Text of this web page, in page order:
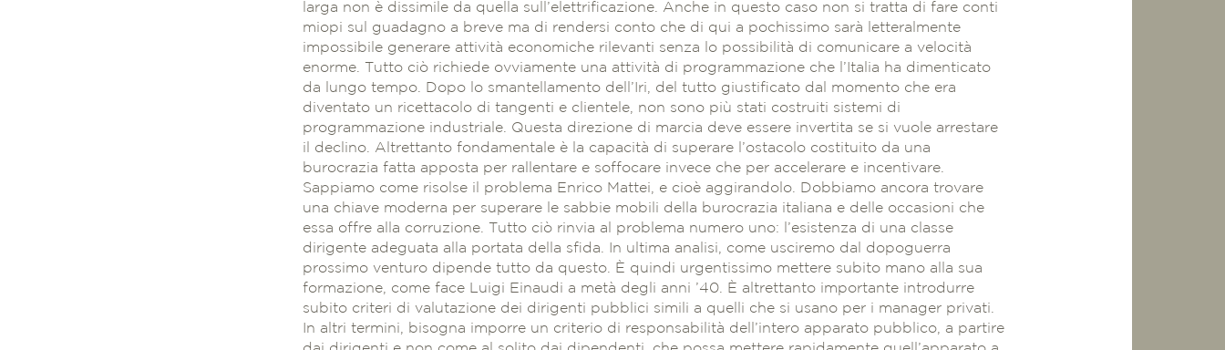
larga non è dissimile da quella sull’elettrificazione. Anche in questo caso non si tratta di fare conti
miopi sul guadagno a breve ma di rendersi conto che di qui a pochissimo sarà letteralmente
impossibile generare attività economiche rilevanti senza lo possibilità di comunicare a velocità
enorme. Tutto ciò richiede ovviamente una attività di programmazione che l’Italia ha dimenticato
da lungo tempo. Dopo lo smantellamento dell’Iri, del tutto giustificato dal momento che era
diventato un ricettacolo di tangenti e clientele, non sono più stati costruiti sistemi di
programmazione industriale. Questa direzione di marcia deve essere invertita se si vuole arrestare
il declino. Altrettanto fondamentale è la capacità di superare l’ostacolo costituito da una
burocrazia fatta apposta per rallentare e soffocare invece che per accelerare e incentivare.
Sappiamo come risolse il problema Enrico Mattei, e cioè aggirandolo. Dobbiamo ancora trovare
una chiave moderna per superare le sabbie mobili della burocrazia italiana e delle occasioni che
essa offre alla corruzione. Tutto ciò rinvia al problema numero uno: l’esistenza di una classe
dirigente adeguata alla portata della sfida. In ultima analisi, come usciremo dal dopoguerra
prossimo venturo dipende tutto da questo. È quindi urgentissimo mettere subito mano alla sua
formazione, come face Luigi Einaudi a metà degli anni ’40. È altrettanto importante introdurre
subito criteri di valutazione dei dirigenti pubblici simili a quelli che si usano per i manager privati.
In altri termini, bisogna imporre un criterio di responsabilità dell’intero apparato pubblico, a partire